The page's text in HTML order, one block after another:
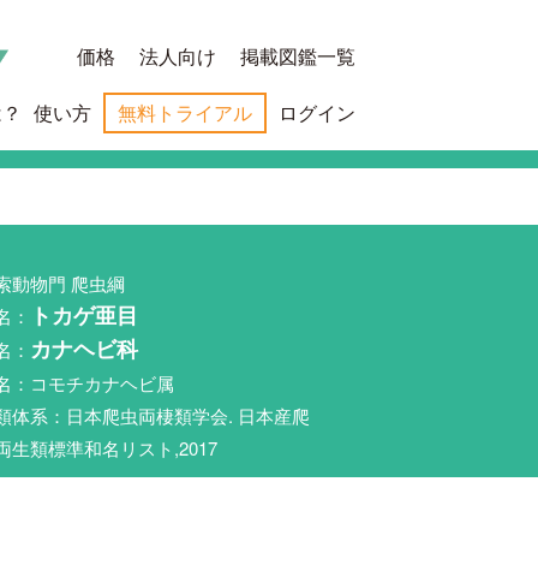
価格 法人向け 掲載図鑑一覧
使い方 無料トライアル ログイン
動物門 爬虫綱
：
トカゲ亜目
： カナヘビ科
：コモチカナヘビ属
体系：日本爬虫両棲類学会. 日本産爬
生類標準和名リスト,2017